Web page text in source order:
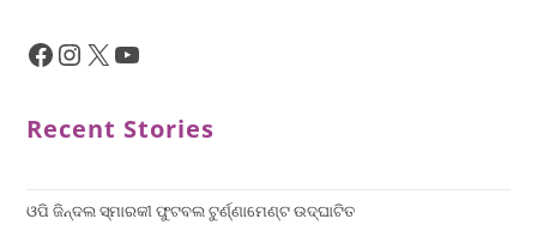
Recent Stories
ଓପି ଜିନ୍ଦଲ ସ୍ମାରକୀ ଫୁଟବଲ ଟୁର୍ଣ୍ଣାମେଣ୍ଟ ଉଦ୍ଘାଟିତ